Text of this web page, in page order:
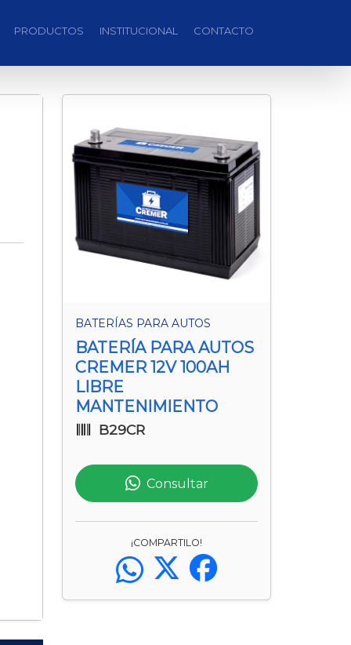
PRODUCTOS INSTITUCIONAL CONTACTO
BATERÍAS PARA AUTOS
BATERÍA PARA AUTOS
CREMER 12V 100AH
LIBRE
MANTENIMIENTO
B29CR
Consultar
¡COMPARTILO!